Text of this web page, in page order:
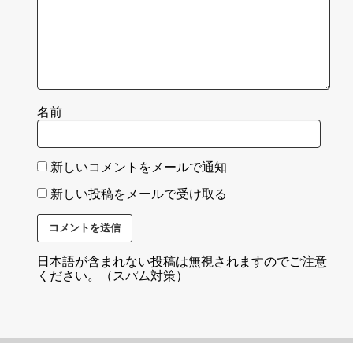
名前
新しいコメントをメールで通知
新しい投稿をメールで受け取る
日本語が含まれない投稿は無視されますのでご注意
ください。（スパム対策）